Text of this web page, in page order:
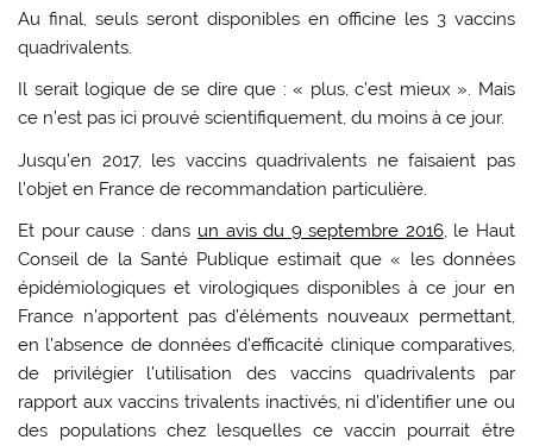
Au final, seuls seront disponibles en officine les 3 vaccins
quadrivalents.
Il serait logique de se dire que : « plus, c’est mieux ». Mais
ce n’est pas ici prouvé scientifiquement, du moins à ce jour.
Jusqu’en 2017, les vaccins quadrivalents ne faisaient pas
l’objet en France de recommandation particulière.
Et pour cause : dans un avis du 9 septembre 2016, le Haut
Conseil de la Santé Publique estimait que « les données
épidémiologiques et virologiques disponibles à ce jour en
France n’apportent pas d’éléments nouveaux permettant,
en l’absence de données d’efficacité clinique comparatives,
de privilégier l’utilisation des vaccins quadrivalents par
rapport aux vaccins trivalents inactivés, ni d’identifier une ou
des populations chez lesquelles ce vaccin pourrait être